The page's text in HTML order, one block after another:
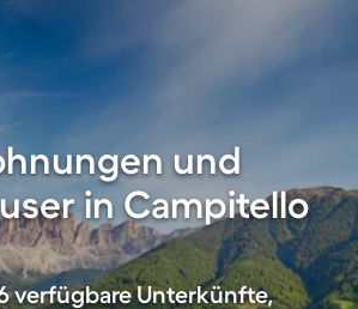
und
in Campitello
verfügbare Unterkünfte,